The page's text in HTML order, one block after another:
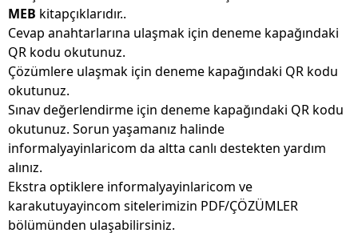
MEB kitapçıklarıdır..
Cevap anahtarlarına ulaşmak için deneme kapağındaki
QR kodu okutunuz.
Çözümlere ulaşmak için deneme kapağındaki QR kodu
okutunuz.
Sınav değerlendirme için deneme kapağındaki QR kodu
okutunuz. Sorun yaşamanız halinde
informalyayinlaricom da altta canlı destekten yardım
alınız.
Ekstra optiklere informalyayinlaricom ve
karakutuyayincom sitelerimizin PDF/ÇÖZÜMLER
bölümünden ulaşabilirsiniz.